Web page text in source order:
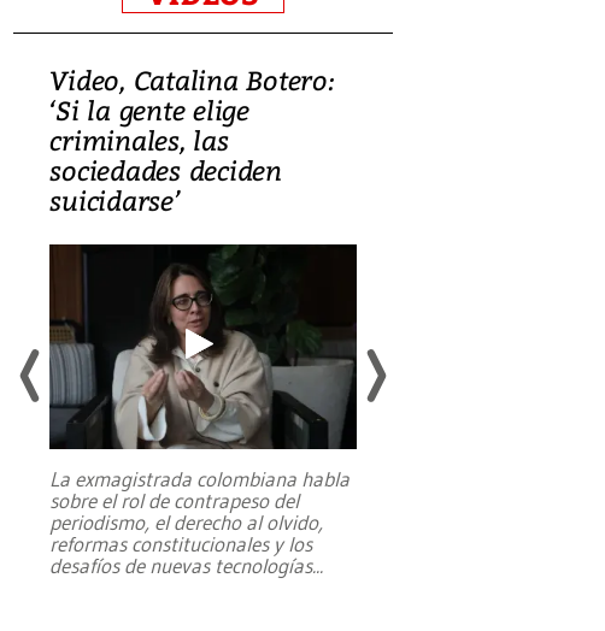
Video, Catalina Botero:
‘Si la gente elige
criminales, las
sociedades deciden
suicidarse’
La exmagistrada colombiana habla
sobre el rol de contrapeso del
periodismo, el derecho al olvido,
reformas constitucionales y los
desafíos de nuevas tecnologías...